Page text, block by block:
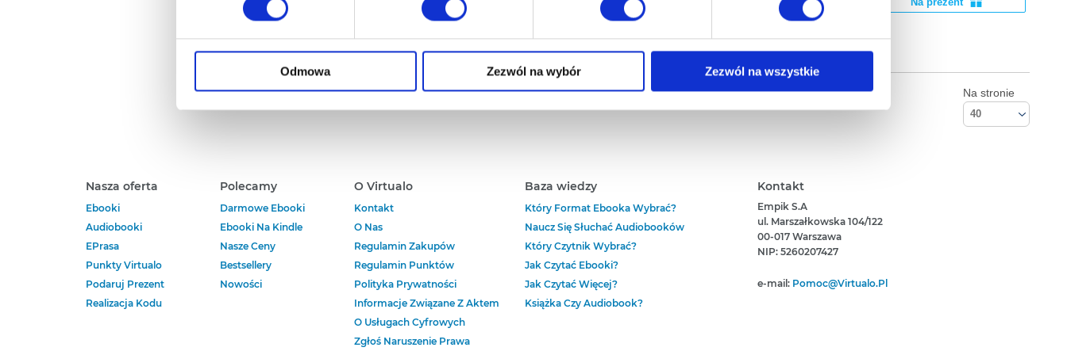
Każda udzielona zgoda poprawi Twoje doświadczenia jeśli jesteś naszym Użytkownikiem.
Odmowa Zezwól na wybór Zezwól na wszystkie
Na stronie
40
Nasza oferta
Ebooki
Audiobooki
EPrasa
Punkty Virtualo
Podaruj Prezent
Realizacja Kodu
Polecamy
Darmowe Ebooki
Ebooki Na Kindle
Nasze Ceny
Bestsellery
Nowości
O Virtualo
Kontakt
O Nas
Regulamin Zakupów
Regulamin Punktów
Polityka Prywatności
Informacje Związane Z Aktem
O Usługach Cyfrowych
Zgłoś Naruszenie Prawa
Baza wiedzy
Który Format Ebooka Wybrać?
Naucz Się Słuchać Audiobooków
Który Czytnik Wybrać?
Jak Czytać Ebooki?
Jak Czytać Więcej?
Książka Czy Audiobook?
Kontakt
Empik S.A
ul. Marszałkowska 104/122
00-017 Warszawa
NIP: 5260207427
e-mail: Pomoc@virtualo.pl